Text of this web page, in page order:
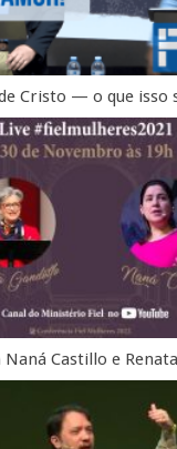
Cristo — o que isso
Castillo e